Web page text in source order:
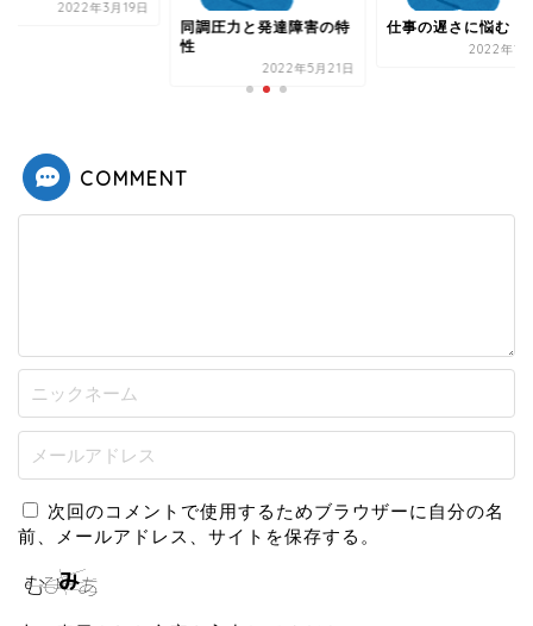
仕事の遅さに悩む
2022年3
COMMENT
次回のコメントで使用するためブラウザーに自分の名
前、メールアドレス、サイトを保存する。